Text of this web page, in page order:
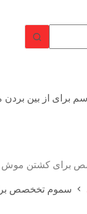
سم برای از بین
برای کشتن موش
سموم تخخصص